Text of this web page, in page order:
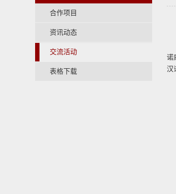
合作项目
资讯动态
交流活动
表格下载
诺
汉